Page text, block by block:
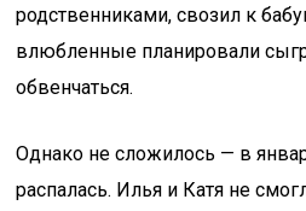
родственниками, свозил к
влюбленные планировали
обвенчаться.
Однако не сложилось — в
распалась. Илья и Катя не